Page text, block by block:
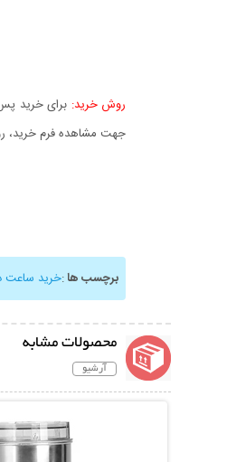
روش خرید: برای خرید
جهت مشاهده فرم خرید،
برچسب ها:خرید ساعت
محصولات مشابه
آرشیو